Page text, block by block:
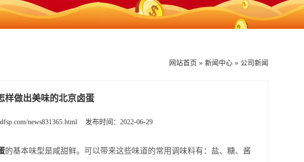
网站首页 » 新闻中心 » 公司新闻
样做出美味的北京卤蛋
news831365.html 发布时间：2022-06-29
的基本味型是咸甜鲜。可以带来这些味道的常用调味料有：盐、糖、酱